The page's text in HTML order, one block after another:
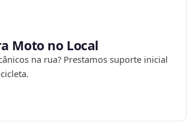
Moto no Local
na rua? Prestamos suporte inicial